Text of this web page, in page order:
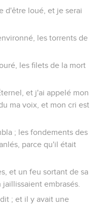
d'être loué, et je serai
les torrents de
les filets de la mort
et j'ai appelé mon
ma voix, et mon cri est
; les fondements des
parce qu'il était
et un feu sortant de sa
embrasés.
; et il y avait une